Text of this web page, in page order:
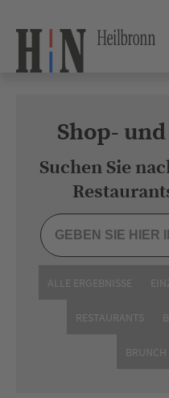
Shop-
Suchen Sie
ALLE ERGEBNISSE
RESTAURANTS